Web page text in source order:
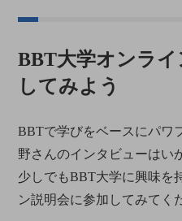
BBT大学オンラ
してみよう
BBTで学びをベースにパワ
野さんのインタビューはい
少しでもBBT大学に興味を
ン説明会に参加してみてく